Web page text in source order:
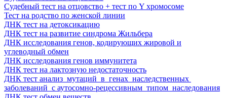
Судебный тест на отцовство + тест по Y хромосоме
Тест на родство по женской линии
ДНК тест на детоксикацию
ДНК тест на развитие синдрома Жильбера
ДНК ​исследования​ ​генов,​ кодирующих​ жировой и​
углеводный​ обмен
ДНК ​исследования​ ​генов иммунитета
ДНК ​тест на лактозную недостаточность
ДНК ​тест анализ​ ​ мутаций​ ​ в​ ​ генах​ ​ наследственных​ ​
заболеваний​ ​ с аутосомно-рецессивным​ ​ типом​ ​ наследования